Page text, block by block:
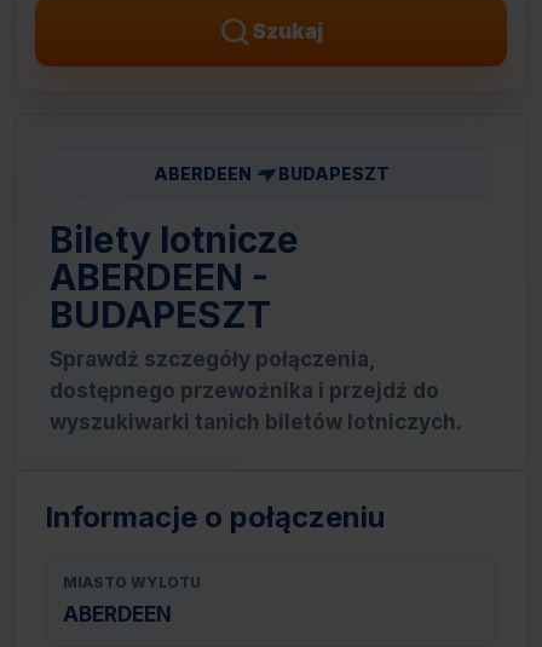
ABERDEEN BUDAPESZT
Bilety lotnicze
ABERDEEN -
BUDAPESZT
Sprawdź szczegóły połączenia,
dostępnego przewoźnika i przejdź do
wyszukiwarki tanich biletów lotniczych.
Szukaj
Informacje o połączeniu
MIASTO WYLOTU
ABERDEEN